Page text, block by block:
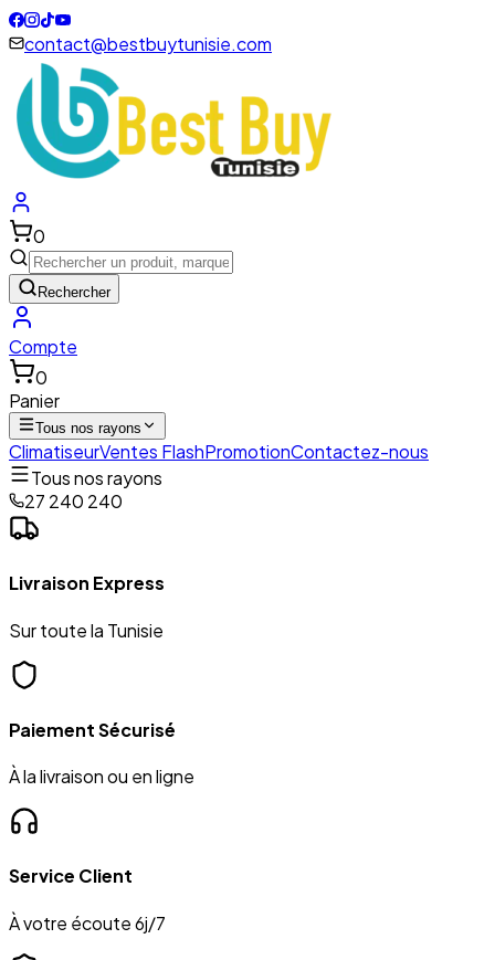
contact@bestbuytunisie.com
0
Rechercher
Compte
0
Panier
Tous nos rayons
ClimatiseurVentes FlashPromotionContactez-nous
Tous nos rayons
27 240 240
Livraison Express
Sur toute la Tunisie
Paiement Sécurisé
À la livraison ou en ligne
Service Client
À votre écoute 6j/7